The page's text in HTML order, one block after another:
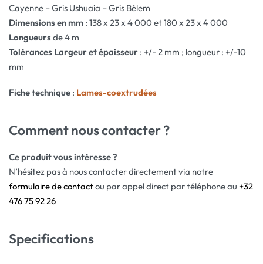
Cayenne – Gris Ushuaia – Gris Bélem
Dimensions en mm : 138 x 23 x 4 000 et 180 x 23 x 4 000
Longueursde 4 m
Tolérances Largeur et épaisseur : +/- 2 mm ; longueur : +/-10
mm
Fiche technique : Lames-coextrudées
Comment nous contacter ?
Ce produit vous intéresse ?
N’hésitez pas à nous contacter directement via notre
formulaire de contactou par appel direct par téléphone au +32
476 75 92 26
Specifications